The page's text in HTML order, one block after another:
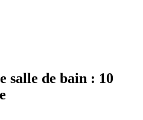
salle de bain : 10